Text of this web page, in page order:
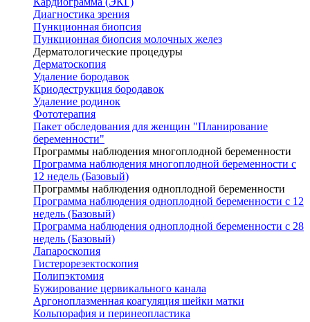
Диагностика зрения
Пункционная биопсия
Пункционная биопсия молочных желез
Дерматологические процедуры
Дерматоскопия
Удаление бородавок
Криодеструкция бородавок
Удаление родинок
Фототерапия
Пакет обследования для женщин "Планирование
беременности"
Программы наблюдения многоплодной беременности
Программа наблюдения многоплодной беременности с
12 недель (Базовый)
Программы наблюдения одноплодной беременности
Программа наблюдения одноплодной беременности с 12
недель (Базовый)
Программа наблюдения одноплодной беременности с 28
недель (Базовый)
Лапароскопия
Гистерорезектоскопия
Полипэктомия
Бужирование цервикального канала
Аргоноплазменная коагуляция шейки матки
Кольпорафия и перинеопластика